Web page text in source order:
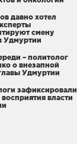
давно хотел
смену
Удмуртии
– политолог
о внезапной
Удмуртии
зафиксировали
власти